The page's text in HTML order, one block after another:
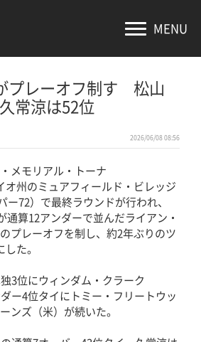
MENU
プレーオフ制す 松山
常涼は52位
2026/06/08 08:56
メモリアル・トーナ
オ州のミュアフィールド・ビレッジ
ー72）で最終ラウンドが行われ、
通算12アンダーで並んだライアン・
プレーオフを制し、約2年ぶりのツ
た。
3位にウィンダム・クラーク
ダー4位タイにトミー・フリートウッ
ンズ（米）が続いた。